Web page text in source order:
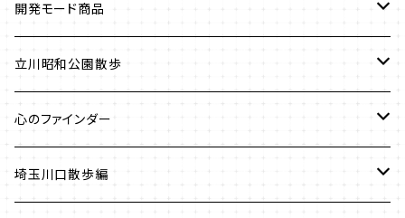
開発モード商品
国立ぶらつき撮影
立川昭和公園散歩
油絵画
水彩画
心のファインダー
小平国立散歩
埼玉川口散歩編